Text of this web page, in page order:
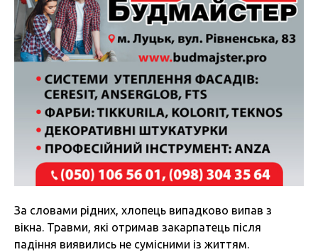
За словами рідних, хлопець випадково випав з
вікна. Травми, які отримав закарпатець після
падіння виявились не сумісними із життям.